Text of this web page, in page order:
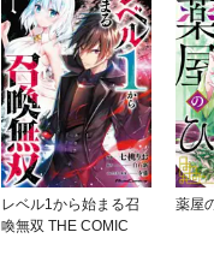
レベル1から始まる召
喚無双 THE COMIC
薬屋